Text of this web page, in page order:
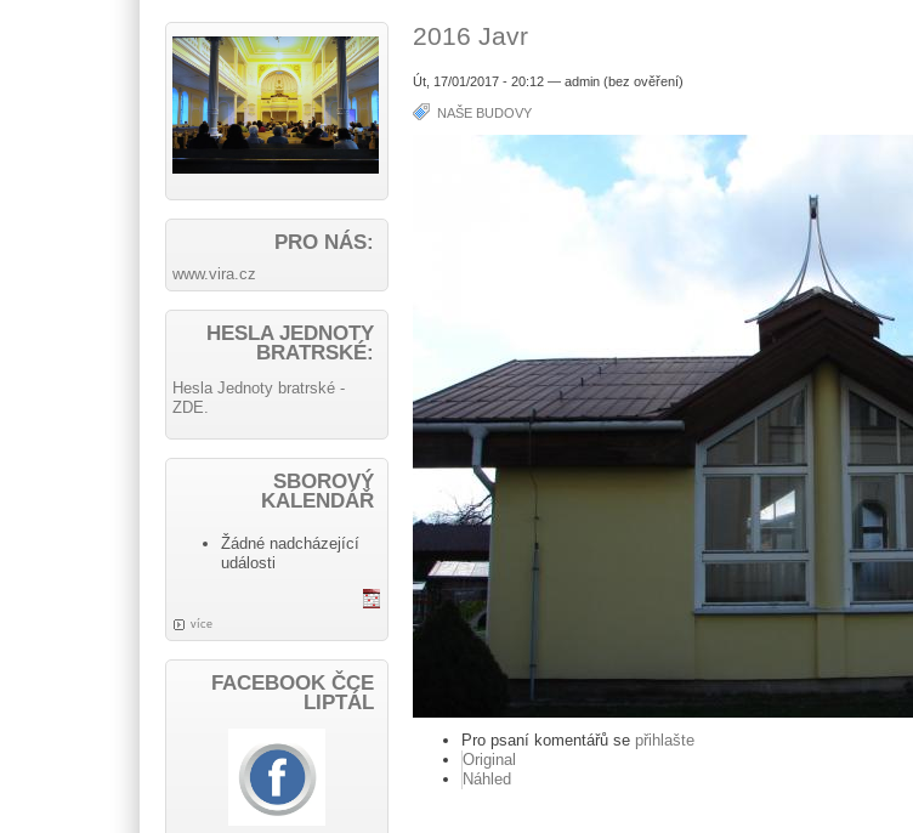
2016 Javr
Út, 17/01/2017 - 20:12 — admin (bez ověření)
NAŠE BUDOVY
Pro psaní komentářů se přihlašte
Original
Náhled
PRO NÁS:
www.vira.cz
HESLA JEDNOTY
BRATRSKÉ:
Hesla Jednoty bratrské -
ZDE.
SBOROVÝ
KALENDÁŘ
Žádné nadcházející
události
více
FACEBOOK ČCE
LIPTÁL